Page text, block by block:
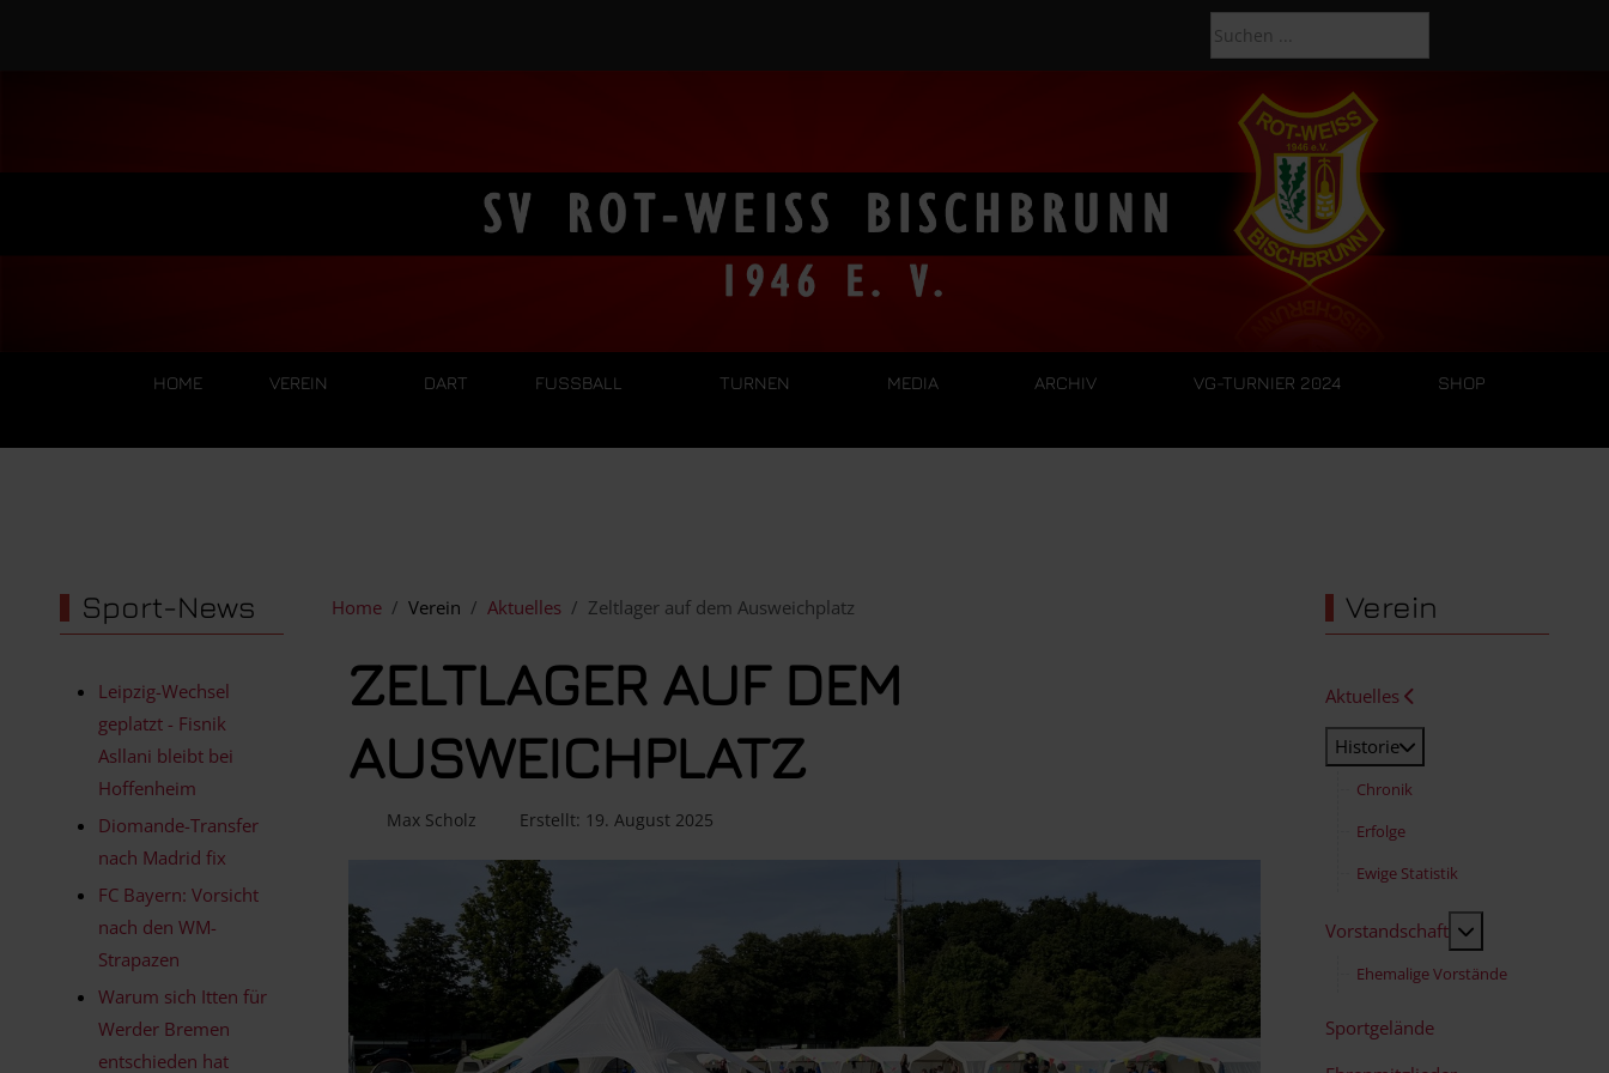
HOME VEREIN DART FUSSBALL TURNEN MEDIA ARCHIV VG-TURNIER 2024 SHOP
Sport-News
Leipzig-Wechsel
geplatzt - Fisnik
Asllani bleibt bei
Hoffenheim
Diomande-Transfer
nach Madrid fix
FC Bayern: Vorsicht
nach den WM-
Strapazen
Warum sich Itten für
Werder Bremen
entschieden hat
Home Verein Aktuelles Zeltlager auf dem Ausweichplatz
ZELTLAGER AUF DEM
AUSWEICHPLATZ
Max Scholz Erstellt: 19. August 2025
Verein
Aktuelles
Historie
Chronik
Erfolge
Ewige Statistik
Vorstandschaft
Ehemalige Vorstände
Sportgelände